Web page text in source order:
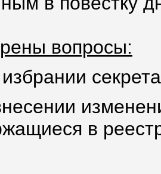
вопросы:
в